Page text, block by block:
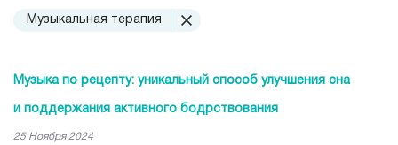
Музыкальная терапия
Музыка по рецепту: уникальный способ улучшения сна
и поддержания активного бодрствования
25 Ноября 2024